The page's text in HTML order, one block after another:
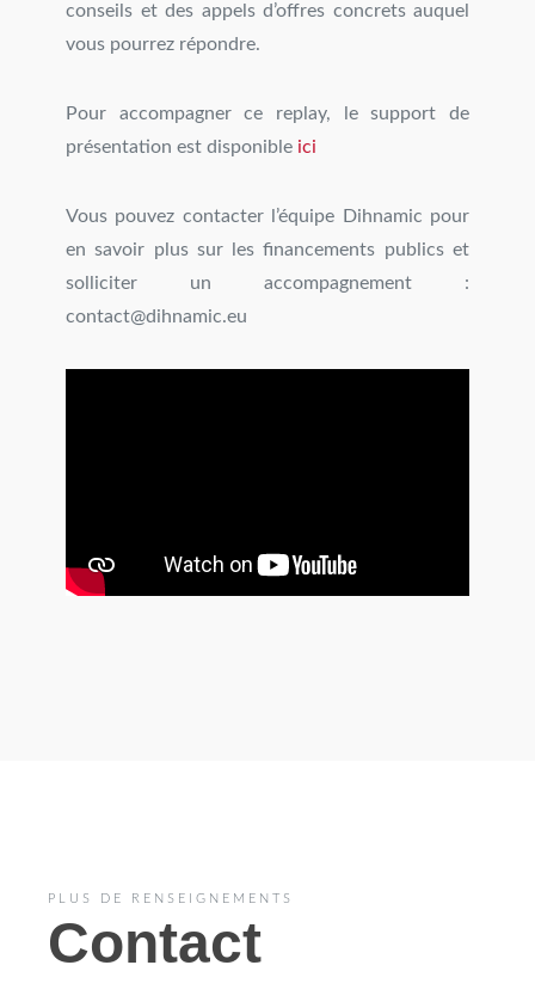
conseils et des appels d’offres concrets auquel
vous pourrez répondre.
Pour accompagner ce replay, le support de
présentation est disponible ici
Vous pouvez contacter l’équipe Dihnamic pour
en savoir plus sur les financements publics et
solliciter un accompagnement :
contact@dihnamic.eu
PLUS DE RENSEIGNEMENTS
Contact